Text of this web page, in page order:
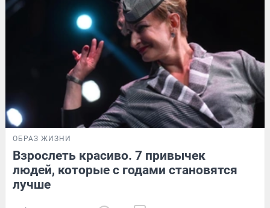
ОБРАЗ ЖИЗНИ
Взрослеть красиво. 7 привычек
людей, которые с годами становятся
лучше